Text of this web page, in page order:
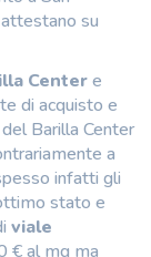
attestano su
Centere
di acquisto e
Barilla Center
a
infatti gli
stato e
viale
€ al mq ma